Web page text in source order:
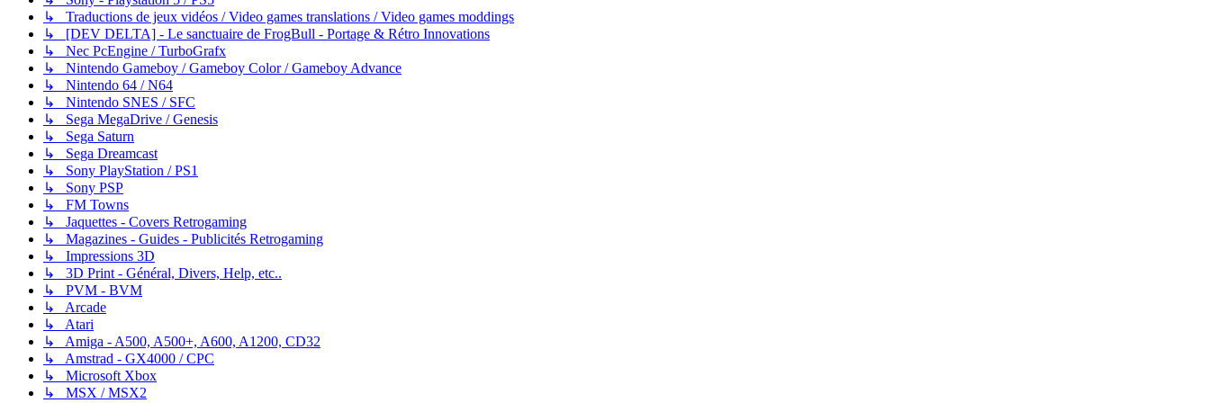
↳ Traductions de jeux vidéos / Video games translations / Video games moddings
↳ [DEV DELTA] - Le sanctuaire de FrogBull - Portage & Rétro Innovations
↳ Nec PcEngine / TurboGrafx
↳ Nintendo Gameboy / Gameboy Color / Gameboy Advance
↳ Nintendo 64 / N64
↳ Nintendo SNES / SFC
↳ Sega MegaDrive / Genesis
↳ Sega Saturn
↳ Sega Dreamcast
↳ Sony PlayStation / PS1
↳ Sony PSP
↳ FM Towns
↳ Jaquettes - Covers Retrogaming
↳ Magazines - Guides - Publicités Retrogaming
↳ Impressions 3D
↳ 3D Print - Général, Divers, Help, etc..
↳ PVM - BVM
↳ Arcade
↳ Atari
↳ Amiga - A500, A500+, A600, A1200, CD32
↳ Amstrad - GX4000 / CPC
↳ Microsoft Xbox
↳ MSX / MSX2